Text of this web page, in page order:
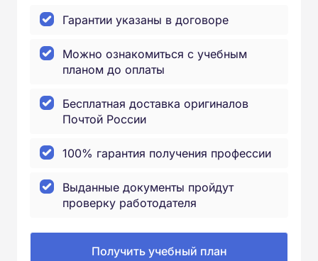
Гарантии указаны в договоре
Можно ознакомиться с учебным
планом до оплаты
Бесплатная доставка оригиналов
Почтой России
100% гарантия получения профессии
Выданные документы пройдут
проверку работодателя
Получить учебный план